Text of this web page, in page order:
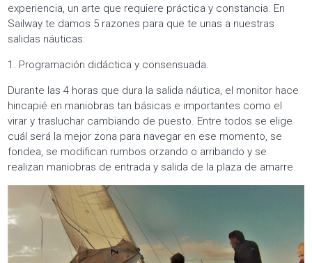
experiencia, un arte que requiere práctica y constancia. En
Sailway te damos 5 razones para que te unas a nuestras
salidas náuticas:
1. Programación didáctica y consensuada.
Durante las 4 horas que dura la salida náutica, el monitor hace
hincapié en maniobras tan básicas e importantes como el
virar y trasluchar cambiando de puesto. Entre todos se elige
cuál será la mejor zona para navegar en ese momento, se
fondea, se modifican rumbos orzando o arribando y se
realizan maniobras de entrada y salida de la plaza de amarre.